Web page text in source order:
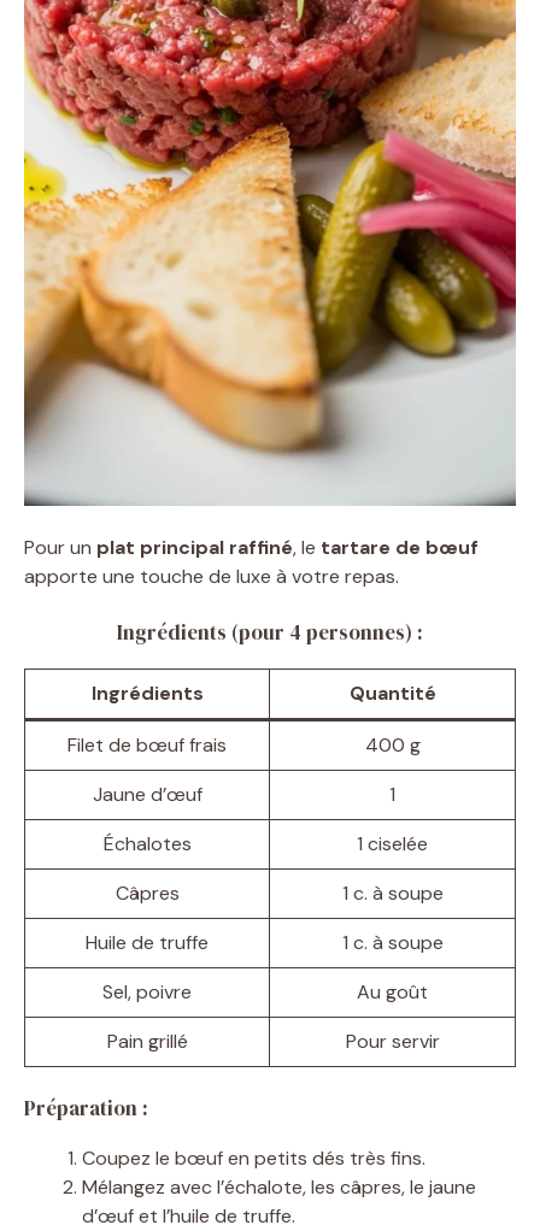
Pour un plat principal raffiné, le tartare de bœuf
apporte une touche de luxe à votre repas.
Ingrédients (pour 4 personnes) :
Ingrédients Quantité
Filet de bœuf frais
400 g
Jaune d’œuf
1
Échalotes
1 ciselée
Câpres
1 c. à soupe
Huile de truffe
1 c. à soupe
Sel, poivre
Au goût
Pain grillé
Pour servir
Préparation :
Coupez le bœuf en petits dés très fins.
Mélangez avec l’échalote, les câpres, le jaune
d’œuf et l’huile de truffe.